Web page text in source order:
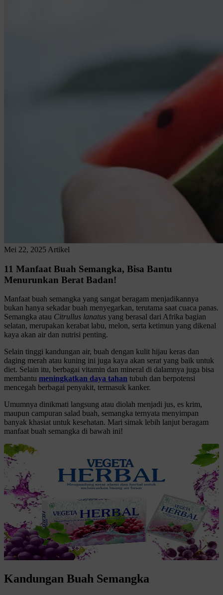
Mei 22, 2025 Artikel
11 Manfaat Buah Semangka, Bisa Bantu
Menurunkan Berat Badan!
Manfaat buah semangka yang sangat beragam menjadikannya
bukan hanya sekadar buah menyegarkan, terutama saat cuaca panas.
Semangka atau Citrullus lanatus yang berasal dari Afrika bagian
selatan, merupakan kerabat labu, melon, serta ketimun yang dikenal
kaya akan air dan nutrisi penting.
Selain tinggi kandungan air, buah dengan kulit hijau keras dan
daging merah atau kuning ini juga kaya akan serat yang baik untuk
diet. Selain itu, berbagai vitamin dan mineral di dalamnya juga bisa
membantu meningkatkan daya tahan tubuh dan berpotensi
mencegah berbagai penyakit, termasuk kanker.
Umumnya dinikmati langsung atau diolah menjadi jus, es krim,
maupun campuran salad buah, semangka ternyata menyimpan
banyak khasiat untuk kesehatan. Mari simak lebih lanjut beragam
manfaat buah semangka di bawah ini!
Kandungan Buah Semangka